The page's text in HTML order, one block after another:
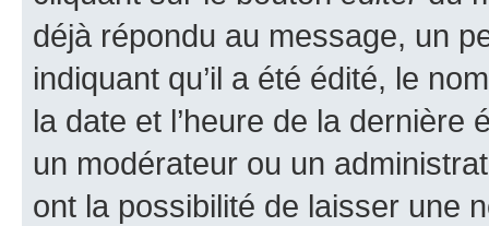
déjà répondu au message, un
indiquant qu’il a été édité, le
la date et l’heure de la dernière
un modérateur ou un
ont la possibilité de laisser une